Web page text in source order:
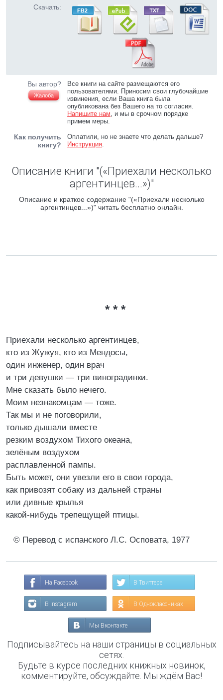
Скачать:
Вы автор?
Жалоба
Все книги на сайте размещаются его
пользователями. Приносим свои глубочайшие
извинения, если Ваша книга была
опубликована без Вашего на то согласия.
Напишите нам, и мы в срочном порядке
примем меры.
Как получить
книгу?
Оплатили, но не знаете что делать дальше?
Инструкция.
Описание книги "(«Приехали несколько
аргентинцев...»)"
Описание и краткое содержание "(«Приехали несколько
аргентинцев...»)" читать бесплатно онлайн.
* * *
Приехали несколько аргентинцев,
кто из Жужуя, кто из Мендосы,
один инженер, один врач
и три девушки — три виноградинки.
Мне сказать было нечего.
Моим незнакомцам — тоже.
Так мы и не поговорили,
только дышали вместе
резким воздухом Тихого океана,
зелёным воздухом
расплавленной пампы.
Быть может, они увезли его в свои города,
как привозят собаку из дальней страны
или дивные крылья
какой-нибудь трепещущей птицы.
© Перевод с испанского Л.С. Осповата, 1977
На Facebook В Твиттере
В Instagram В Одноклассниках
Мы Вконтакте
Подписывайтесь на наши страницы в социальных
сетях.
Будьте в курсе последних книжных новинок,
комментируйте, обсуждайте. Мы ждём Вас!